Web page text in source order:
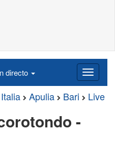
directo
Italia Apulia Bari Live
-